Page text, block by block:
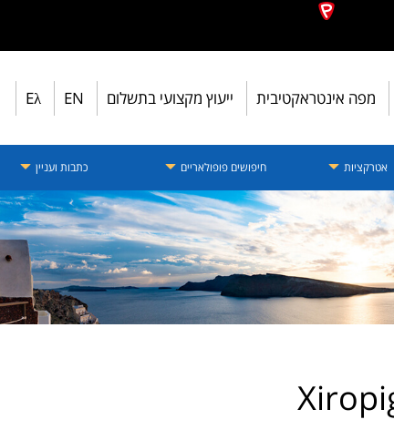
מפה אינטראקטיבית ייעוץ מקצועי בתשלום EN
Eλ
אטרקציות חיפושים פופולאריים כתבות ועניין